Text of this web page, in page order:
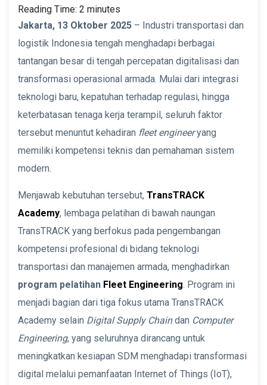
Reading Time: 2 minutes
Jakarta, 13 Oktober 2025 – Industri transportasi dan
logistik Indonesia tengah menghadapi berbagai
tantangan besar di tengah percepatan digitalisasi dan
transformasi operasional armada. Mulai dari integrasi
teknologi baru, kepatuhan terhadap regulasi, hingga
keterbatasan tenaga kerja terampil, seluruh faktor
tersebut menuntut kehadiran fleet engineeryang
memiliki kompetensi teknis dan pemahaman sistem
modern.
Menjawab kebutuhan tersebut, TransTRACK
Academy, lembaga pelatihan di bawah naungan
TransTRACK yang berfokus pada pengembangan
kompetensi profesional di bidang teknologi
transportasi dan manajemen armada, menghadirkan
program pelatihan Fleet Engineering. Program ini
menjadi bagian dari tiga fokus utama TransTRACK
Academy selain Digital Supply Chaindan Computer
Engineering, yang seluruhnya dirancang untuk
meningkatkan kesiapan SDM menghadapi transformasi
digital melalui pemanfaatan Internet of Things (IoT),